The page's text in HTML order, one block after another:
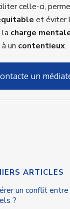
celle-ci,
et éviter
charge
à un contentieux.
un
ARTICLES
un conflit entre
?